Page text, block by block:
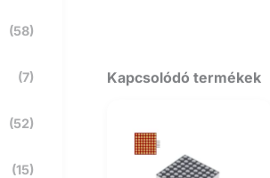
(58)
(7)
(52)
(15)
Kapcsolódó termékek